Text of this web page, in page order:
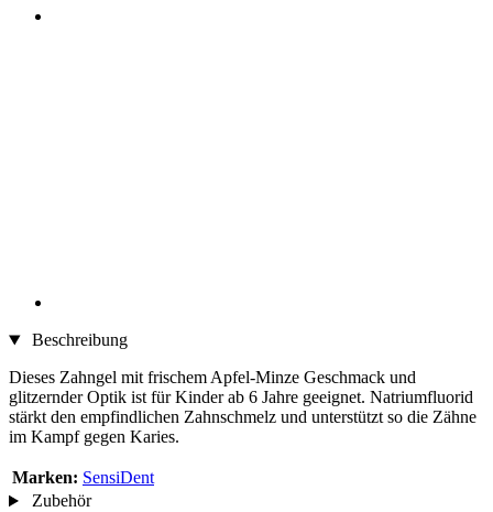
Beschreibung
Dieses Zahngel mit frischem Apfel-Minze Geschmack und
glitzernder Optik ist für Kinder ab 6 Jahre geeignet. Natriumfluorid
stärkt den empfindlichen Zahnschmelz und unterstützt so die Zähne
im Kampf gegen Karies.
Marken: SensiDent
Zubehör